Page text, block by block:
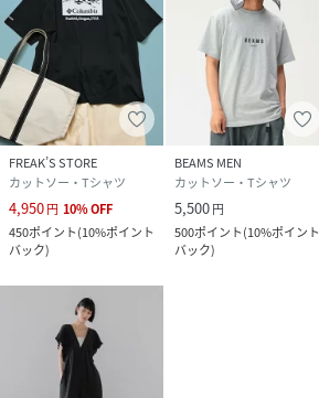
FREAK’S STORE
カットソー・Tシャツ
4,950円 10%OFF
450ポイント(10%ポイント
バック)
BEAMS MEN
カットソー・Tシャツ
5,500円
500ポイント(10%ポイント
バック)